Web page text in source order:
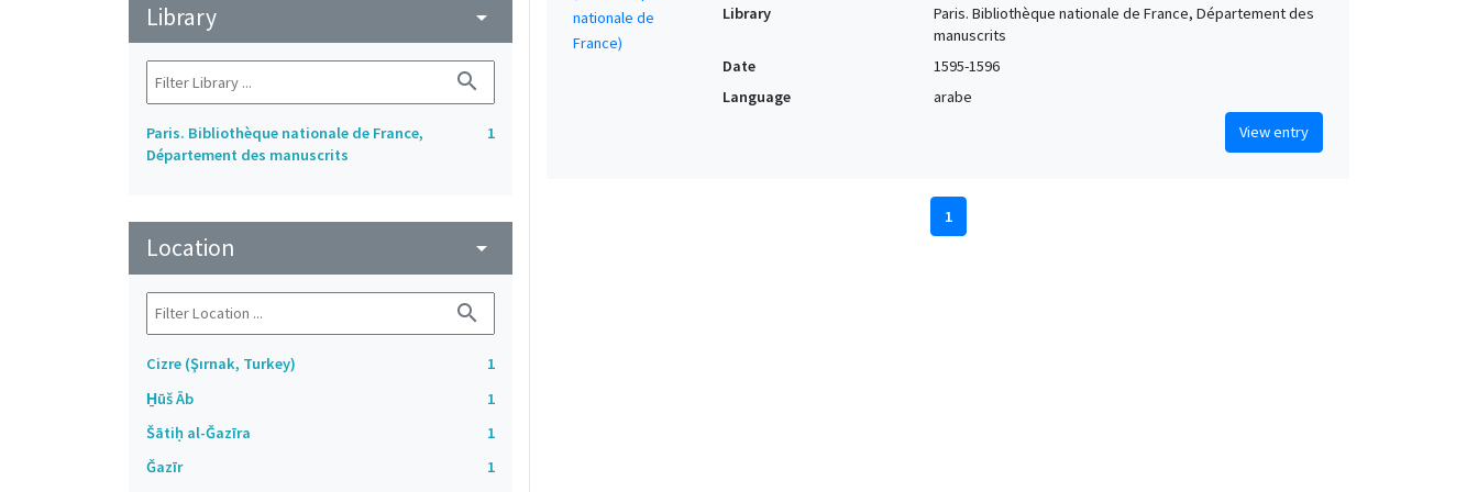
Library arrow_drop_down
search
Paris. Bibliothèque nationale de France,
Département des manuscrits
1
Location arrow_drop_down
search
Cizre (Şırnak, Turkey)
1
H̱ūš Āb
1
Šātiḥ al-Ǧazīra
1
Ǧazīr
1
Library
Paris. Bibliothèque nationale de France, Département des
manuscrits
Date
1595-1596
Language
arabe
View entry
1